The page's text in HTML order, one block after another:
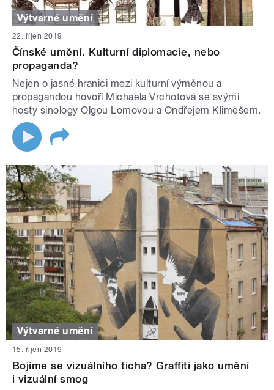
Výtvarné umění
22. říjen 2019
Čínské umění. Kulturní diplomacie, nebo
propaganda?
Nejen o jasné hranici mezi kulturní výměnou a
propagandou hovoří Michaela Vrchotová se svými
hosty sinology Olgou Lomovou a Ondřejem Klimešem.
Výtvarné umění
15. říjen 2019
Bojíme se vizuálního ticha? Graffiti jako umění
i vizuální smog